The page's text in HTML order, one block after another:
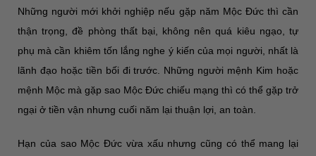
Những người mới khởi nghiệp nếu gặp năm Mộc Đức thì cần
thận trọng, đề phòng thất bại, không nên quá kiêu ngạo, tự
phụ mà cần khiêm tốn lắng nghe ý kiến của mọi người, nhất là
lãnh đạo hoặc tiền bối đi trước. Những người mệnh Kim hoặc
mệnh Mộc mà gặp sao Mộc Đức chiếu mạng thì có thể gặp trở
ngại ở tiền vận nhưng cuối năm lại thuận lợi, an toàn.
Hạn của sao Mộc Đức vừa xấu nhưng cũng có thể mang lại